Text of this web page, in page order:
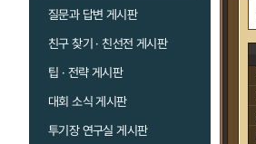
질문과 답변 게시판
친구 찾기 · 친선전 게시판
팁 · 전략 게시판
대회 소식 게시판
투기장 연구실 게시판